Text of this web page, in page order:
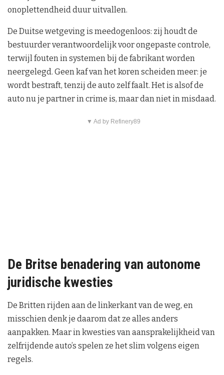
onoplettendheid duur uitvallen.
De Duitse wetgeving is meedogenloos: zij houdt de
bestuurder verantwoordelijk voor ongepaste controle,
terwijl fouten in systemen bij de fabrikant worden
neergelegd. Geen kaf van het koren scheiden meer: je
wordt bestraft, tenzij de auto zelf faalt. Het is alsof de
auto nu je partner in crime is, maar dan niet in misdaad.
▼ Ad by Refinery89
De Britse benadering van autonome
juridische kwesties
De Britten rijden aan de linkerkant van de weg, en
misschien denk je daarom dat ze alles anders
aanpakken. Maar in kwesties van aansprakelijkheid van
zelfrijdende auto’s spelen ze het slim volgens eigen
regels.